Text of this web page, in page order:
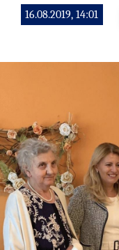
16.08.2019, 14:01